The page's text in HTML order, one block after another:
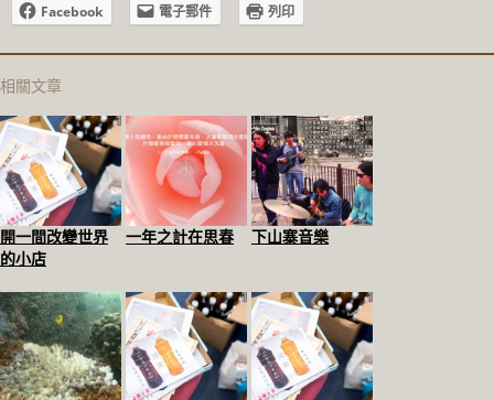
Facebook
電子郵件 列印
相關文章
開一間改變世界
的小店
一年之計在思春 下山寨音樂